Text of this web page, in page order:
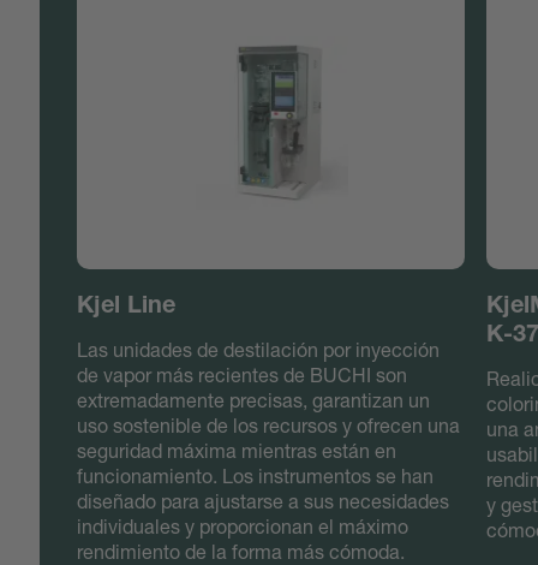
Kjel Line
Las unidades de destilación por inyección
de vapor más recientes de BUCHI son
extremadamente precisas, garantizan un
uso sostenible de los recursos y ofrecen una
seguridad máxima mientras están en
funcionamiento. Los instrumentos se han
diseñado para ajustarse a sus necesidades
individuales y proporcionan el máximo
rendimiento de la forma más cómoda.
K-
una
y